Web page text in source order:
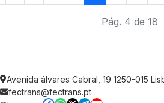
Pág. 4 de 18
Avenida álvares Cabral, 19 1250-015
fectrans@fectrans.pt